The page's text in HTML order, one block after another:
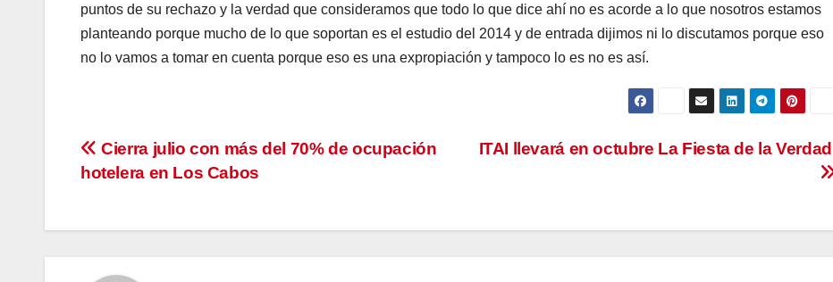
puntos de su rechazo y la verdad que consideramos que todo lo que dice ahí no es acorde a lo que nosotros estamos
planteando porque mucho de lo que soportan es el estudio del 2014 y de entrada dijimos ni lo discutamos porque eso
no lo vamos a tomar en cuenta porque eso es una expropiación y tampoco lo es no es así.
Navegación
entradas
ITAI llevará en octubre La Fiesta de la Verdad
Cierra julio con más del 70% de ocupación
hotelera en Los Cabos